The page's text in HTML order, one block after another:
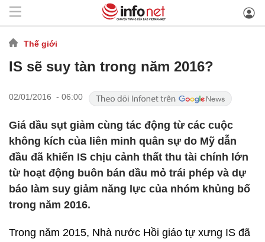
Thế giới
IS sẽ suy tàn trong năm 2016?
02/01/2016 - 06:00
Giá dầu sụt giảm cùng tác động từ các cuộc
không kích của liên minh quân sự do Mỹ dẫn
đầu đã khiến IS chịu cảnh thất thu tài chính lớn
từ hoạt động buôn bán dầu mỏ trái phép và dự
báo làm suy giảm năng lực của nhóm khủng bố
trong năm 2016.
Trong năm 2015, Nhà nước Hồi giáo tự xưng IS đã